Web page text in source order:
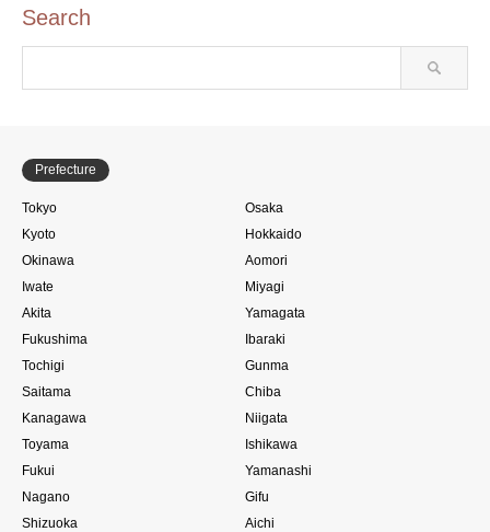
Search
Prefecture
Tokyo
Osaka
Kyoto
Hokkaido
Okinawa
Aomori
Iwate
Miyagi
Akita
Yamagata
Fukushima
Ibaraki
Tochigi
Gunma
Saitama
Chiba
Kanagawa
Niigata
Toyama
Ishikawa
Fukui
Yamanashi
Nagano
Gifu
Shizuoka
Aichi